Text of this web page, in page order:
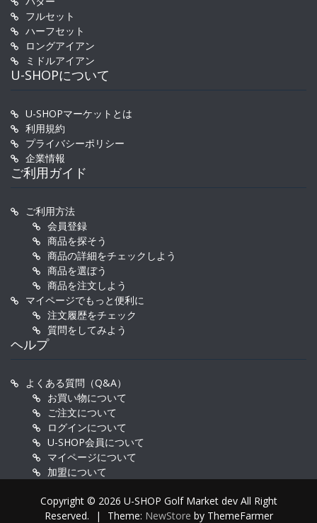
フルセット
ハーフセット
ロングアイアン
ミドルアイアン
U-SHOPについて
U-SHOPマーケットとは
利用規約
プライバシーポリシー
企業情報
ご利用ガイド
ご利用方法
会員登録
商品を探そう
商品の詳細をチェックしよう
商品を選ぼう
商品を注文しよう
マイページでもっと便利に
注文履歴をチェック
質問をしてみよう
ヘルプ
よくある質問（Q&A）
お買い物について
ご注文について
ログインについて
U-SHOP会員について
マイページについて
加盟について
Copyright © 2026 U-SHOP Golf Market dev All Right
Reserved.
| Theme: NewStore by ThemeFarmer